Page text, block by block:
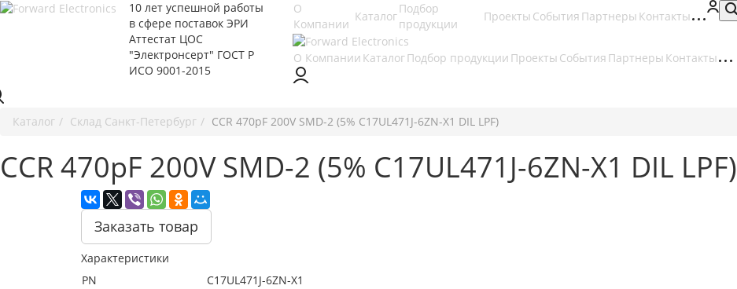
10 лет успешной работы
в сфере поставок ЭРИ
Аттестат ЦОС
"Электронсерт" ГОСТ Р
ИСО 9001-2015
О
Компании
Каталог
Подбор
продукции
Проекты События Партнеры Контакты
О Компании КаталогПодбор продукции Проекты События Партнеры Контакты
Каталог Cклад Санкт-Петербург CCR 470pF 200V SMD-2 (5% C17UL471J-6ZN-X1 DIL LPF)
CCR 470pF 200V SMD-2 (5% C17UL471J-6ZN-X1 DIL LPF)
Заказать товар
Характеристики
PN
C17UL471J-6ZN-X1